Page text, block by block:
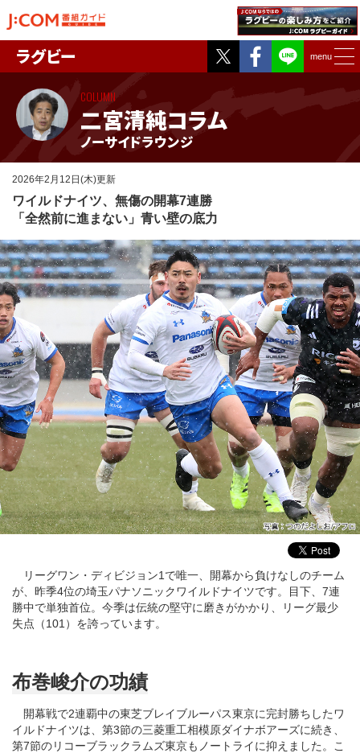
Twitter
Facebook
menu
ラグビー
二宮清純コラム
ノーサイドラウンジ
COLUMN
2026年2月12日(木)更新
ワイルドナイツ、無傷の開幕7連勝
「全然前に進まない」青い壁の底力
リーグワン・ディビジョン1で唯一、開幕から負けなしのチーム
が、昨季4位の埼玉パナソニックワイルドナイツです。目下、7連
勝中で単独首位。今季は伝統の堅守に磨きがかかり、リーグ最少
失点（101）を誇っています。
布巻峻介の功績
開幕戦で2連覇中の東芝ブレイブルーパス東京に完封勝ちしたワ
イルドナイツは、第3節の三菱重工相模原ダイナボアーズに続き、
第7節のリコーブラックラムズ東京もノートライに抑えました。こ